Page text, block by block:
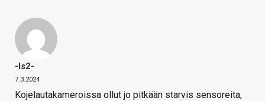
-is2-
7.3.2024
Kojelautakameroissa ollut jo pitkään starvis sensoreita,